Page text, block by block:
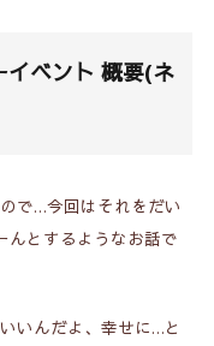
ベント 概要(ネ
で…今回はそれをだい
んとするようなお話で
いんだよ、幸せに…と